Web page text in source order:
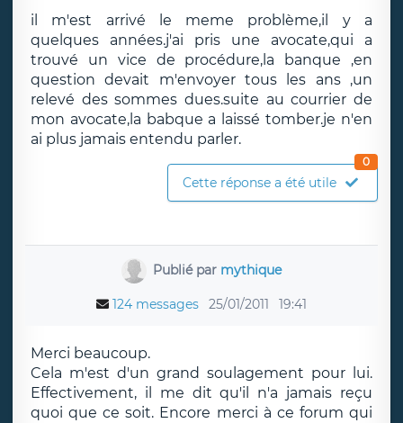
il m'est arrivé le meme problème,il y a
quelques années.j'ai pris une avocate,qui a
trouvé un vice de procédure,la banque ,en
question devait m'envoyer tous les ans ,un
relevé des sommes dues.suite au courrier de
mon avocate,la babque a laissé tomber.je n'en
ai plus jamais entendu parler.
Cette réponse a été utile
0
Publié par mythique
124 messages 25/01/2011 19:41
Merci beaucoup.
Cela m'est d'un grand soulagement pour lui.
Effectivement, il me dit qu'il n'a jamais reçu
quoi que ce soit. Encore merci à ce forum qui